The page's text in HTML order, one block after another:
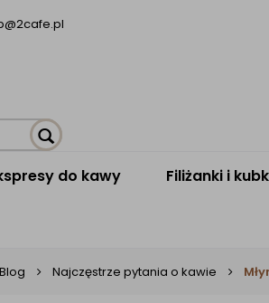
do kawy Filiżanki i
Blog Najczęstrze pytania o kawie